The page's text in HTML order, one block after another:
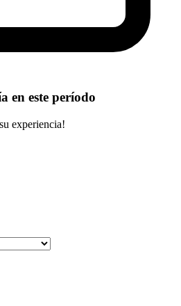
en este período
experiencia!